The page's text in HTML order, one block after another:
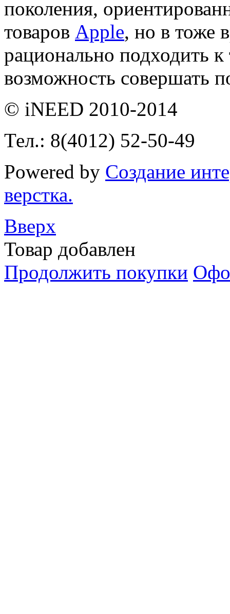
поколения,
товаров Apple, но в тоже
рационально подходить к
возможность совершать
© iNEED 2010-2014
Тел.: 8(4012) 52-50-49
Powered by Создание
верстка.
Вверх
Товар добавлен
Продолжить покупки